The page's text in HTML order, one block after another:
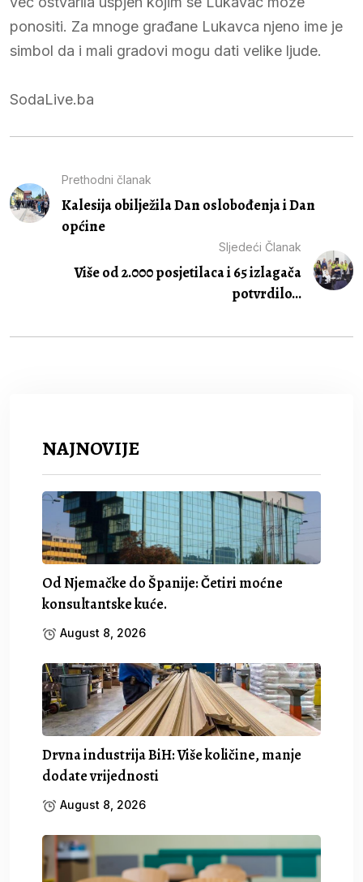
ponositi. Za mnoge građane Lukavca njeno ime je
simbol da i mali gradovi mogu dati velike ljude.
SodaLive.ba
Prethodni članak
Kalesija obilježila Dan oslobođenja i Dan
općine
Sljedeći Članak
Više od 2.000 posjetilaca i 65 izlagača
potvrdilo...
NAJNOVIJE
Od Njemačke do Španije: Četiri moćne
konsultantske kuće.
August 8, 2026
Drvna industrija BiH: Više količine, manje
dodate vrijednosti
August 8, 2026